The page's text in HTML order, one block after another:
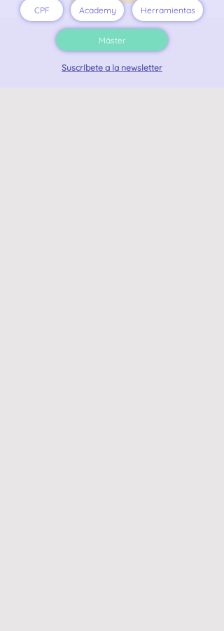
CPF Academy Herramientas
Máster
Suscríbete a la newsletter